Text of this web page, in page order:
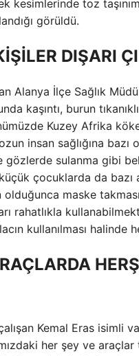
toz
görüldü.
DIŞARI
Alanya İlçe Sağlık
kaşıntı, burun
Kuzey Afrika
insan sağlığına bazı
gözlerde sulanma
çocuklarda da
olduğunca maske
rahatlıkla
kullanılması
Kemal Eras isimli
her şey ve